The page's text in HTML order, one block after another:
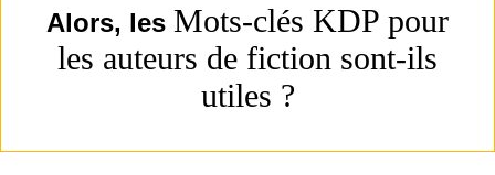
Alors, les Mots-clés KDP pour
les auteurs de fiction sont-ils
utiles ?